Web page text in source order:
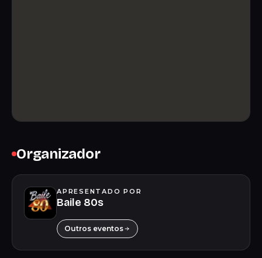
Organizador
APRESENTADO POR
Baile 80s
Outros eventos